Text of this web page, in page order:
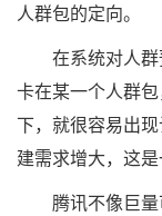
人群包的定向。
在系统对人群
卡在某一个人群
下，就很容易出
建需求增大，这是
腾讯不像巨量